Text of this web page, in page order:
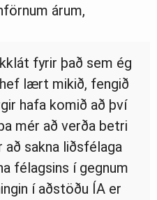
árum,
fyrir það sem ég
lært mikið, fengið
hafa komið að því
mér að verða betri
að sakna liðsfélaga
félagsins í gegnum
í aðstöðu ÍA er